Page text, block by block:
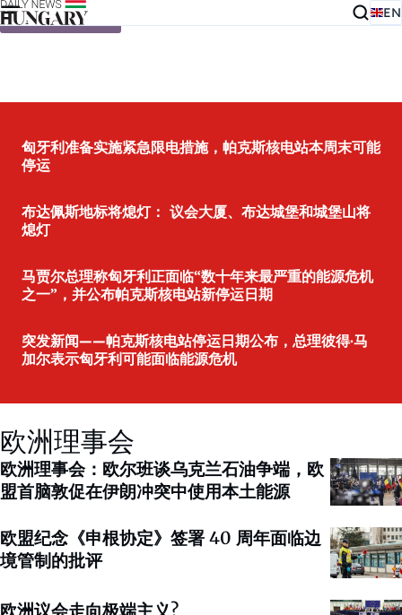
Skip to content EN
匈牙利准备实施紧急限电措施，帕克斯核电站本周末可能
停运
布达佩斯地标将熄灯： 议会大厦、布达城堡和城堡山将
熄灯
马贾尔总理称匈牙利正面临“数十年来最严重的能源危机
之一”，并公布帕克斯核电站新停运日期
突发新闻——帕克斯核电站停运日期公布，总理彼得·马
加尔表示匈牙利可能面临能源危机
欧洲理事会
欧洲理事会：欧尔班谈乌克兰石油争端，欧
盟首脑敦促在伊朗冲突中使用本土能源
欧盟纪念《申根协定》签署 40 周年面临边
境管制的批评
欧洲议会走向极端主义?